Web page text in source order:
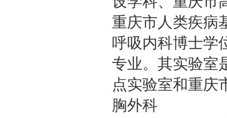
重庆市人类疾病
呼吸内科博士学
专业。其实验室
点实验室和重庆
胸外科